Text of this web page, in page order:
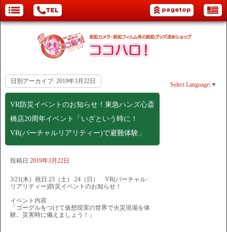
Select Language ▼
日別アーカイブ: 2019年3月22日
VR防災イベントのお知らせ！東急ハンズ心斎
橋店20周年イベント「いざという時に！
VR(バーチャルリアリティー)で避難体験」
投稿日 2019年3月22日
3/21(木）祝日.23（土）.24（日） VR(バーチャル･
リアリティー)防災イベントのお知らせ！
イベント内容
「ゴーグルをつけて仮想現実の世界で火災現場を体
験。災害時に備えましょう！」